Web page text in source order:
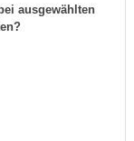
ausgewählten